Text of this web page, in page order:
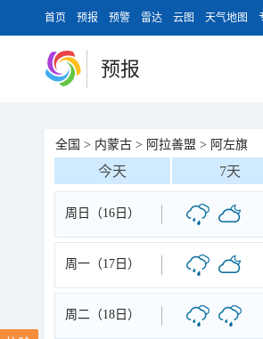
首页 预报 预警 雷达 云图 天气地图
预报
全国 > 内蒙古 > 阿拉善盟 > 阿左旗
今天 7天
周日（16日）
周一（17日）
周二（18日）